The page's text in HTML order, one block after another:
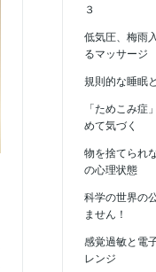
３
低気圧、梅雨
るマッサージ
規則的な睡眠
「ためこみ症
めて気づく
物を捨てられ
の心理状態
科学の世界の
ません！
感覚過敏と電
レンジ